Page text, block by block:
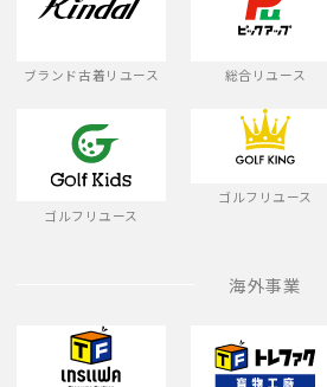
ブランド古着リユース 総合リユース
ゴルフリユース
ゴルフリユース
海外事業